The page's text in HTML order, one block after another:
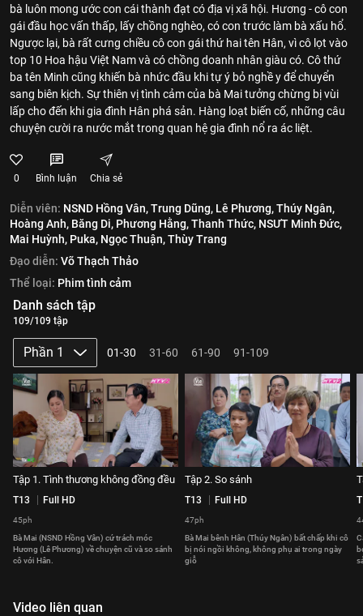
bà luôn mong ước con cái thành đạt có địa vị xã hội. Hương - cô con
gái đầu học vấn thấp, lấy chồng nghèo, có con trước làm bà xấu hổ.
Ngược lại, bà rất cưng chiều cô con gái thứ hai tên Hân, vì cô lọt vào
top 10 Hoa hậu Việt Nam và có chồng doanh nhân giàu có. Cô thứ
ba tên Minh cũng khiến bà nhức đầu khi tự ý bỏ nghề y để chuyển
sang biên kịch. Sự thiên vị tình cảm của bà Mai tưởng chừng bị vùi
lấp cho đến khi gia đình Hân phá sản. Hàng loạt biến cố, những câu
chuyện cười ra nước mắt trong quan hệ gia đình nổ ra ác liệt.
0 Bình luận Chia sẻ
Diễn viên: NSND Hồng Vân,Trung Dũng, Lê Phương,Thúy Ngân,
Hoàng Anh, Băng Di, Phương Hằng,Thanh Thức, NSƯT Minh Đức,
Mai Huỳnh, Puka, Ngọc Thuận,Thùy Trang
Đạo diễn: Võ Thạch Thảo
Thể loại: Phim tình cảm
Danh sách tập
109/109 tập
Phần 1 01-30 31-60 61-90 91-109
Tập 1. Tình thương không đồng đều
T13 Full HD
45ph
Bà Mai (NSND Hồng Vân) cứ trách móc
Hương (Lê Phương) về chuyện cũ và so sánh
cô với Hân.
Tập 2. So sánh
T13 Full HD
47ph
Bà Mai bênh Hân (Thúy Ngân) bất chấp khi cô
bị nói ngồi không, không phụ ai trong ngày
giỗ
Video liên quan